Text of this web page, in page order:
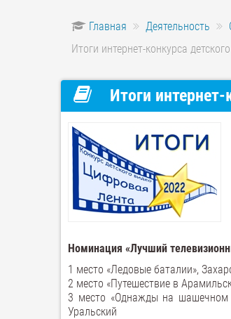
Главная Деятельность
Итоги интернет-конкурса
Итоги
Номинация «Лучший
1 место «Ледовые баталии»,
2 место «Путешествие в
3 место «Однажды на
Уральский